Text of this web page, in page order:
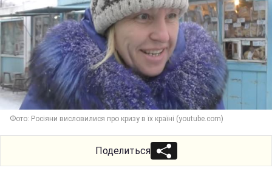
Фото: Росіяни висловилися про кризу в їх країні (youtube.com)
Поделиться